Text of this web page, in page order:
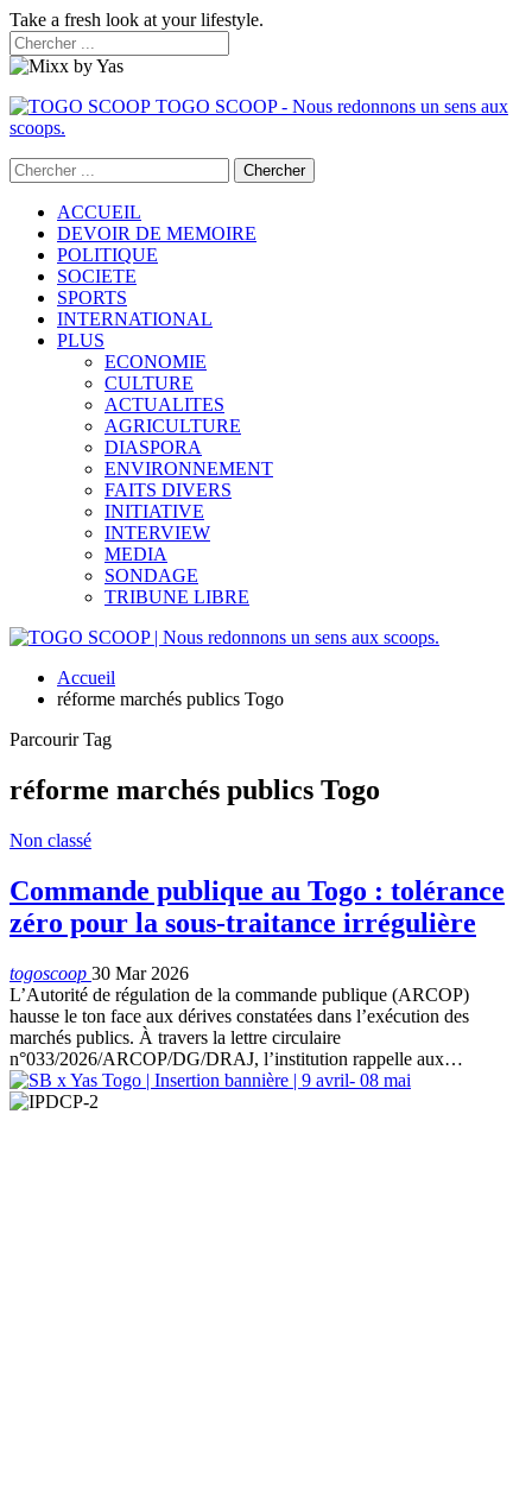
Take a fresh look at your lifestyle.
TOGO SCOOP - Nous redonnons un sens aux
scoops.
ACCUEIL
DEVOIR DE MEMOIRE
POLITIQUE
SOCIETE
SPORTS
INTERNATIONAL
PLUS
ECONOMIE
CULTURE
ACTUALITES
AGRICULTURE
DIASPORA
ENVIRONNEMENT
FAITS DIVERS
INITIATIVE
INTERVIEW
MEDIA
SONDAGE
TRIBUNE LIBRE
Accueil
réforme marchés publics Togo
Parcourir Tag
réforme marchés publics Togo
Non classé
Commande publique au Togo : tolérance
zéro pour la sous-traitance irrégulière
togoscoop 30 Mar 2026
L’Autorité de régulation de la commande publique (ARCOP)
hausse le ton face aux dérives constatées dans l’exécution des
marchés publics. À travers la lettre circulaire
n°033/2026/ARCOP/DG/DRAJ, l’institution rappelle aux…